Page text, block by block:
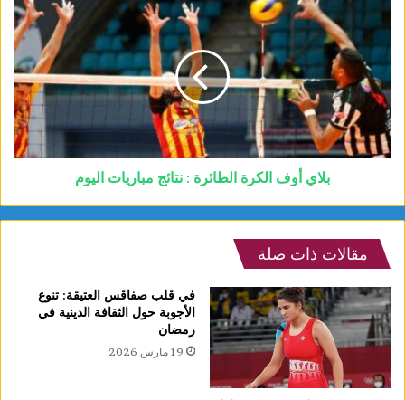
بلاي أوف الكرة الطائرة : نتائج مباريات اليوم
مقالات ذات صلة
في قلب صفاقس العتيقة: تنوع
الأجوبة حول الثقافة الدينية في
رمضان
19 مارس 2026